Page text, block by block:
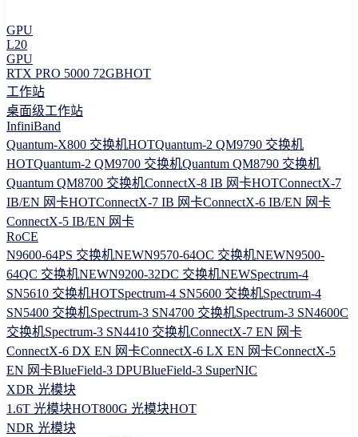
GPU
L20
GPU
RTX PRO 5000 72GBHOT
工作站
桌面级工作站
InfiniBand
Quantum-X800 交换机HOTQuantum-2 QM9790 交换机
HOTQuantum-2 QM9700 交换机Quantum QM8790 交换机
Quantum QM8700 交换机ConnectX-8 IB 网卡HOTConnectX-7
IB/EN 网卡HOTConnectX-7 IB 网卡ConnectX-6 IB/EN 网卡
ConnectX-5 IB/EN 网卡
RoCE
N9600-64PS 交换机NEWN9570-64OC 交换机NEWN9500-
64QC 交换机NEWN9200-32DC 交换机NEWSpectrum-4
SN5610 交换机HOTSpectrum-4 SN5600 交换机Spectrum-4
SN5400 交换机Spectrum-3 SN4700 交换机Spectrum-3 SN4600C
交换机Spectrum-3 SN4410 交换机ConnectX-7 EN 网卡
ConnectX-6 DX EN 网卡ConnectX-6 LX EN 网卡ConnectX-5
EN 网卡BlueField-3 DPUBlueField-3 SuperNIC
XDR 光模块
1.6T 光模块HOT800G 光模块HOT
NDR 光模块